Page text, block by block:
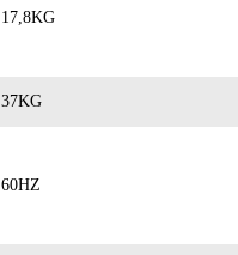
17,8KG
37KG
60HZ